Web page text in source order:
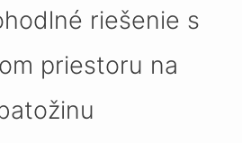
riešenie s
priestoru na